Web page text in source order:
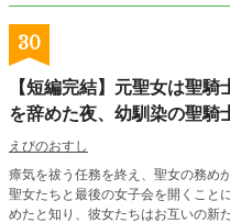
30
【短編完結】元聖女は聖
を辞めた夜、幼馴染の聖騎
えびのおすし
瘴気を祓う任務を終え、聖女の務め
聖女たちと最後の女子会を開くこと
めたと知り、彼女たちはお互いの新たな門出を祝